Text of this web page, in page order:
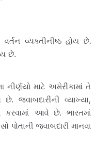
વ્યક્તીનીષ્ઠ હોય છે.
છે.
માટે અમેરીકામાં તે
જવાબદારીની વ્યાખ્યા,
કરવામાં આવે છે. ભારતમાં
પોતાની જવાબદારી માનવા